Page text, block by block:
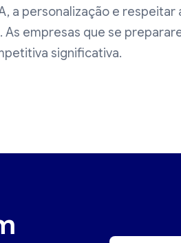
a personalização e respeitar
empresas que se
significativa.